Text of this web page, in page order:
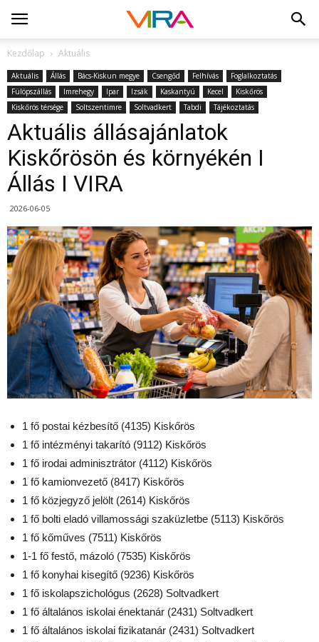
Kezdőlap Aktuális
Aktuális Állás Bács-Kiskun megye Csengőd Felhívás
Foglalkoztatás
Fülöpszállás
Imrehegy Ipar Izsák Kaskantyú Kecel
Kiskőrös
Kiskőrös térsége
Soltszentimre Soltvadkert Tabdi Tájékoztatás
Aktuális állásajánlatok
Kiskőrösön és környékén I
Állás I VIRA
2026-06-05
1 fő postai kézbesítő (4135) Kiskőrös
1 fő intézményi takarító (9112) Kiskőrös
1 fő irodai adminisztrátor (4112) Kiskőrös
1 fő kamionvezető (8417) Kiskőrös
1 fő közjegyző jelölt (2614) Kiskőrös
1 fő bolti eladó villamossági szaküzletbe (5113) Kiskőrös
1 fő kőműves (7511) Kiskőrös
1-1 fő festő, mázoló (7535) Kiskőrös
1 fő konyhai kisegítő (9236) Kiskőrös
1 fő iskolapszichológus (2628) Soltvadkert
1 fő általános iskolai énektanár (2431) Soltvadkert
1 fő általános iskolai fizikatanár (2431) Soltvadkert